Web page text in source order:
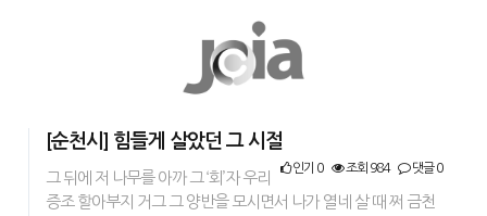
[순천시] 힘들게 살았던 그 시절
인기 0 조회 984 댓글 0
그 뒤에 저 나무를 아까 그 ‘회’자 우리
증조 할아부지 거그 그 양반을 모시면서 나가 열네 살 때 쩌 금천